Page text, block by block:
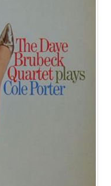
、1958年にはついに
沈したまま1964年
・クラインをポータ
ュレイ・ジャドを配
に公開。『De-
譜のラブレター』。
トーリー〜ユア・
映画もあった。